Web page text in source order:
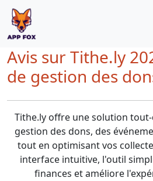
Avis sur Tithe.ly
de gestion des
Tithe.ly offre une solution
gestion des dons, des
tout en optimisant vos
interface intuitive, l'outil
finances et améliore